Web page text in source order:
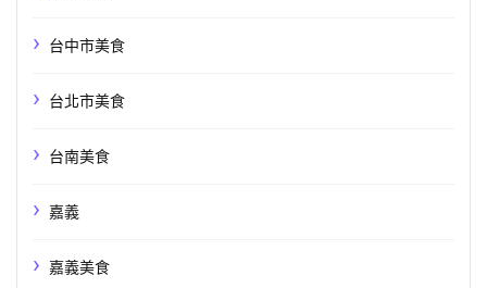
台中市美食
台北市美食
台南美食
嘉義
嘉義美食